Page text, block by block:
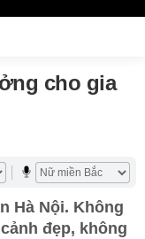
cho gia
Hà Nội. Không
đẹp, không